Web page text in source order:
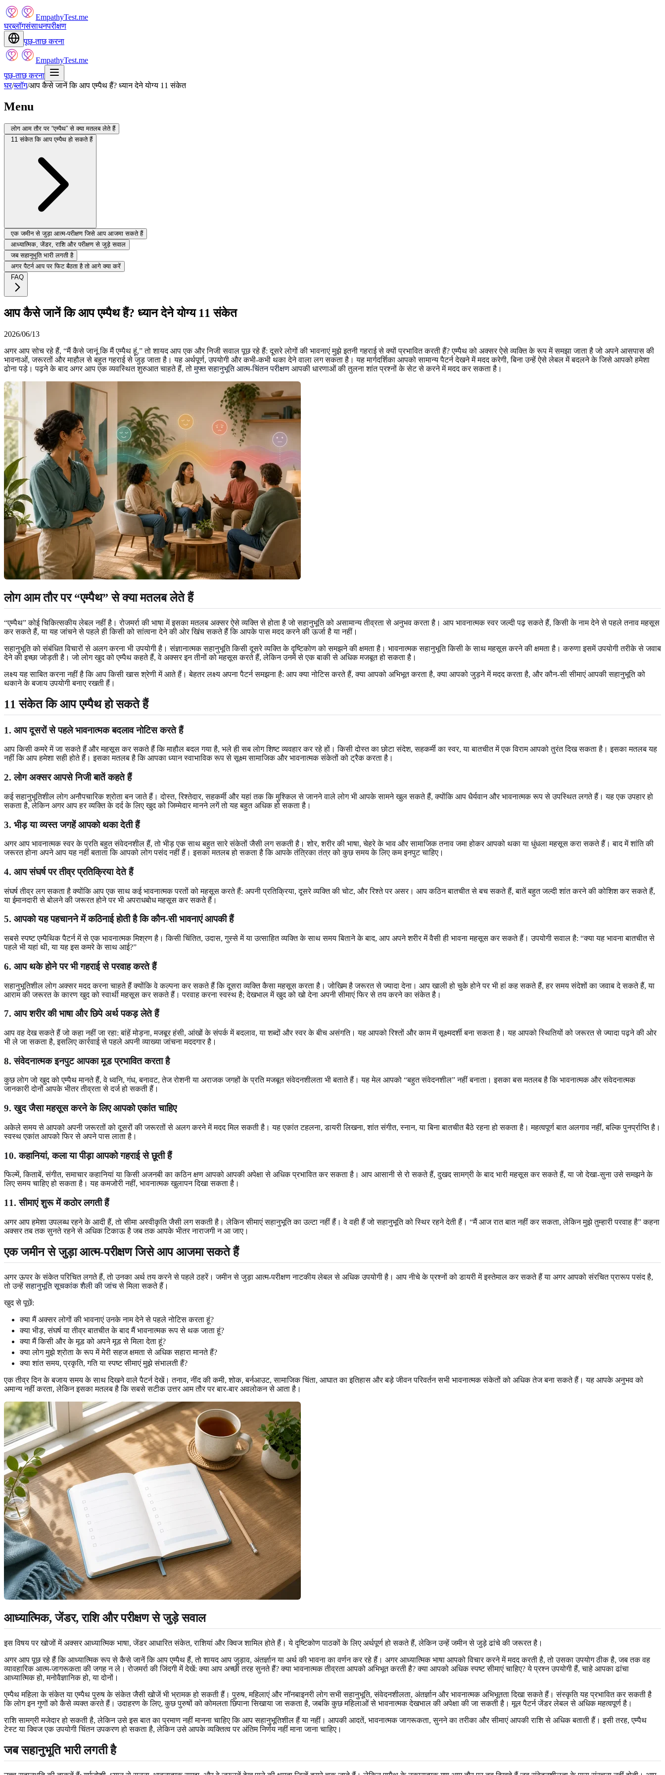
EmpathyTest.me
घरब्लॉगसंसाधनपरीक्षण
पूछ-ताछ करना
EmpathyTest.me
पूछ-ताछ करना
घर/ब्लॉग/आप कैसे जानें कि आप एम्पैथ हैं? ध्यान देने योग्य 11 संकेत
Menu
लोग आम तौर पर “एम्पैथ” से क्या मतलब लेते हैं
11 संकेत कि आप एम्पैथ हो सकते हैं
एक जमीन से जुड़ा आत्म-परीक्षण जिसे आप आजमा सकते हैं
आध्यात्मिक, जेंडर, राशि और परीक्षण से जुड़े सवाल
जब सहानुभूति भारी लगती है
अगर पैटर्न आप पर फिट बैठता है तो आगे क्या करें
FAQ
आप कैसे जानें कि आप एम्पैथ हैं? ध्यान देने योग्य 11 संकेत
2026/06/13
अगर आप सोच रहे हैं, “मैं कैसे जानूं कि मैं एम्पैथ हूं,” तो शायद आप एक और निजी सवाल पूछ रहे हैं: दूसरे लोगों की भावनाएं मुझे इतनी गहराई से क्यों प्रभावित करती हैं? एम्पैथ को अक्सर ऐसे व्यक्ति के रूप में समझा जाता है जो अपने आसपास की
भावनाओं, जरूरतों और माहौल से बहुत गहराई से जुड़ जाता है। यह अर्थपूर्ण, उपयोगी और कभी-कभी थका देने वाला लग सकता है। यह मार्गदर्शिका आपको सामान्य पैटर्न देखने में मदद करेगी, बिना उन्हें ऐसे लेबल में बदलने के जिसे आपको हमेशा
ढोना पड़े। पढ़ने के बाद अगर आप एक व्यवस्थित शुरुआत चाहते हैं, तोमुफ्त सहानुभूति आत्म-चिंतन परीक्षण आपकी धारणाओं की तुलना शांत प्रश्नों के सेट से करने में मदद कर सकता है।
लोग आम तौर पर “एम्पैथ” से क्या मतलब लेते हैं
“एम्पैथ” कोई चिकित्सकीय लेबल नहीं है। रोजमर्रा की भाषा में इसका मतलब अक्सर ऐसे व्यक्ति से होता है जो सहानुभूति को असामान्य तीव्रता से अनुभव करता है। आप भावनात्मक स्वर जल्दी पढ़ सकते हैं, किसी के नाम देने से पहले तनाव महसूस
कर सकते हैं, या यह जांचने से पहले ही किसी को सांत्वना देने की ओर खिंच सकते हैं कि आपके पास मदद करने की ऊर्जा है या नहीं।
सहानुभूति को संबंधित विचारों से अलग करना भी उपयोगी है। संज्ञानात्मक सहानुभूति किसी दूसरे व्यक्ति के दृष्टिकोण को समझने की क्षमता है। भावनात्मक सहानुभूति किसी के साथ महसूस करने की क्षमता है। करुणा इसमें उपयोगी तरीके से जवाब
देने की इच्छा जोड़ती है। जो लोग खुद को एम्पैथ कहते हैं, वे अक्सर इन तीनों को महसूस करते हैं, लेकिन उनमें से एक बाकी से अधिक मजबूत हो सकता है।
लक्ष्य यह साबित करना नहीं है कि आप किसी खास श्रेणी में आते हैं। बेहतर लक्ष्य अपना पैटर्न समझना है: आप क्या नोटिस करते हैं, क्या आपको अभिभूत करता है, क्या आपको जुड़ने में मदद करता है, और कौन-सी सीमाएं आपकी सहानुभूति को
थकाने के बजाय उपयोगी बनाए रखती हैं।
11 संकेत कि आप एम्पैथ हो सकते हैं
1. आप दूसरों से पहले भावनात्मक बदलाव नोटिस करते हैं
आप किसी कमरे में जा सकते हैं और महसूस कर सकते हैं कि माहौल बदल गया है, भले ही सब लोग शिष्ट व्यवहार कर रहे हों। किसी दोस्त का छोटा संदेश, सहकर्मी का स्वर, या बातचीत में एक विराम आपको तुरंत दिख सकता है। इसका मतलब यह
नहीं कि आप हमेशा सही होते हैं। इसका मतलब है कि आपका ध्यान स्वाभाविक रूप से सूक्ष्म सामाजिक और भावनात्मक संकेतों को ट्रैक करता है।
2. लोग अक्सर आपसे निजी बातें कहते हैं
कई सहानुभूतिशील लोग अनौपचारिक श्रोता बन जाते हैं। दोस्त, रिश्तेदार, सहकर्मी और यहां तक कि मुश्किल से जानने वाले लोग भी आपके सामने खुल सकते हैं, क्योंकि आप धैर्यवान और भावनात्मक रूप से उपस्थित लगते हैं। यह एक उपहार हो
सकता है, लेकिन अगर आप हर व्यक्ति के दर्द के लिए खुद को जिम्मेदार मानने लगें तो यह बहुत अधिक हो सकता है।
3. भीड़ या व्यस्त जगहें आपको थका देती हैं
अगर आप भावनात्मक स्वर के प्रति बहुत संवेदनशील हैं, तो भीड़ एक साथ बहुत सारे संकेतों जैसी लग सकती है। शोर, शरीर की भाषा, चेहरे के भाव और सामाजिक तनाव जमा होकर आपको थका या धुंधला महसूस करा सकते हैं। बाद में शांति की
जरूरत होना अपने आप यह नहीं बताता कि आपको लोग पसंद नहीं हैं। इसका मतलब हो सकता है कि आपके तंत्रिका तंत्र को कुछ समय के लिए कम इनपुट चाहिए।
4. आप संघर्ष पर तीव्र प्रतिक्रिया देते हैं
संघर्ष तीव्र लग सकता है क्योंकि आप एक साथ कई भावनात्मक परतों को महसूस करते हैं: अपनी प्रतिक्रिया, दूसरे व्यक्ति की चोट, और रिश्ते पर असर। आप कठिन बातचीत से बच सकते हैं, बातें बहुत जल्दी शांत करने की कोशिश कर सकते हैं,
या ईमानदारी से बोलने की जरूरत होने पर भी अपराधबोध महसूस कर सकते हैं।
5. आपको यह पहचानने में कठिनाई होती है कि कौन-सी भावनाएं आपकी हैं
सबसे स्पष्ट एम्पैथिक पैटर्न में से एक भावनात्मक मिश्रण है। किसी चिंतित, उदास, गुस्से में या उत्साहित व्यक्ति के साथ समय बिताने के बाद, आप अपने शरीर में वैसी ही भावना महसूस कर सकते हैं। उपयोगी सवाल है: “क्या यह भावना बातचीत से
पहले भी यहां थी, या यह इस कमरे के साथ आई?”
6. आप थके होने पर भी गहराई से परवाह करते हैं
सहानुभूतिशील लोग अक्सर मदद करना चाहते हैं क्योंकि वे कल्पना कर सकते हैं कि दूसरा व्यक्ति कैसा महसूस करता है। जोखिम है जरूरत से ज्यादा देना। आप खाली हो चुके होने पर भी हां कह सकते हैं, हर समय संदेशों का जवाब दे सकते हैं, या
आराम की जरूरत के कारण खुद को स्वार्थी महसूस कर सकते हैं। परवाह करना स्वस्थ है; देखभाल में खुद को खो देना अपनी सीमाएं फिर से तय करने का संकेत है।
7. आप शरीर की भाषा और छिपे अर्थ पकड़ लेते हैं
आप वह देख सकते हैं जो कहा नहीं जा रहा: बांहें मोड़ना, मजबूर हंसी, आंखों के संपर्क में बदलाव, या शब्दों और स्वर के बीच असंगति। यह आपको रिश्तों और काम में सूक्ष्मदर्शी बना सकता है। यह आपको स्थितियों को जरूरत से ज्यादा पढ़ने की ओर
भी ले जा सकता है, इसलिए कार्रवाई से पहले अपनी व्याख्या जांचना मददगार है।
8. संवेदनात्मक इनपुट आपका मूड प्रभावित करता है
कुछ लोग जो खुद को एम्पैथ मानते हैं, वे ध्वनि, गंध, बनावट, तेज रोशनी या अराजक जगहों के प्रति मजबूत संवेदनशीलता भी बताते हैं। यह मेल आपको “बहुत संवेदनशील” नहीं बनाता। इसका बस मतलब है कि भावनात्मक और संवेदनात्मक
जानकारी दोनों आपके भीतर तीव्रता से दर्ज हो सकती हैं।
9. खुद जैसा महसूस करने के लिए आपको एकांत चाहिए
अकेले समय से आपको अपनी जरूरतों को दूसरों की जरूरतों से अलग करने में मदद मिल सकती है। यह एकांत टहलना, डायरी लिखना, शांत संगीत, स्नान, या बिना बातचीत बैठे रहना हो सकता है। महत्वपूर्ण बात अलगाव नहीं, बल्कि पुनर्प्राप्ति है।
स्वस्थ एकांत आपको फिर से अपने पास लाता है।
10. कहानियां, कला या पीड़ा आपको गहराई से छूती हैं
फिल्में, किताबें, संगीत, समाचार कहानियां या किसी अजनबी का कठिन क्षण आपको आपकी अपेक्षा से अधिक प्रभावित कर सकता है। आप आसानी से रो सकते हैं, दुखद सामग्री के बाद भारी महसूस कर सकते हैं, या जो देखा-सुना उसे समझने के
लिए समय चाहिए हो सकता है। यह कमजोरी नहीं, भावनात्मक खुलापन दिखा सकता है।
11. सीमाएं शुरू में कठोर लगती हैं
अगर आप हमेशा उपलब्ध रहने के आदी हैं, तो सीमा अस्वीकृति जैसी लग सकती है। लेकिन सीमाएं सहानुभूति का उल्टा नहीं हैं। वे वही हैं जो सहानुभूति को स्थिर रहने देती हैं। “मैं आज रात बात नहीं कर सकता, लेकिन मुझे तुम्हारी परवाह है” कहना
अक्सर तब तक सुनते रहने से अधिक टिकाऊ है जब तक आपके भीतर नाराजगी न आ जाए।
एक जमीन से जुड़ा आत्म-परीक्षण जिसे आप आजमा सकते हैं
अगर ऊपर के संकेत परिचित लगते हैं, तो उनका अर्थ तय करने से पहले ठहरें। जमीन से जुड़ा आत्म-परीक्षण नाटकीय लेबल से अधिक उपयोगी है। आप नीचे के प्रश्नों को डायरी में इस्तेमाल कर सकते हैं या अगर आपको संरचित प्रारूप पसंद है,
तो उन्हेंसहानुभूति सूचकांक शैली की जांचसे मिला सकते हैं।
खुद से पूछें:
क्या मैं अक्सर लोगों की भावनाएं उनके नाम देने से पहले नोटिस करता हूं?
क्या भीड़, संघर्ष या तीव्र बातचीत के बाद मैं भावनात्मक रूप से थक जाता हूं?
क्या मैं किसी और के मूड को अपने मूड से मिला देता हूं?
क्या लोग मुझे श्रोता के रूप में मेरी सहज क्षमता से अधिक सहारा मानते हैं?
क्या शांत समय, प्रकृति, गति या स्पष्ट सीमाएं मुझे संभालती हैं?
एक तीव्र दिन के बजाय समय के साथ दिखने वाले पैटर्न देखें। तनाव, नींद की कमी, शोक, बर्नआउट, सामाजिक चिंता, आघात का इतिहास और बड़े जीवन परिवर्तन सभी भावनात्मक संकेतों को अधिक तेज बना सकते हैं। यह आपके अनुभव को
अमान्य नहीं करता, लेकिन इसका मतलब है कि सबसे सटीक उत्तर आम तौर पर बार-बार अवलोकन से आता है।
आध्यात्मिक, जेंडर, राशि और परीक्षण से जुड़े सवाल
इस विषय पर खोजों में अक्सर आध्यात्मिक भाषा, जेंडर आधारित संकेत, राशियां और क्विज शामिल होते हैं। ये दृष्टिकोण पाठकों के लिए अर्थपूर्ण हो सकते हैं, लेकिन उन्हें जमीन से जुड़े ढांचे की जरूरत है।
अगर आप पूछ रहे हैं कि आध्यात्मिक रूप से कैसे जानें कि आप एम्पैथ हैं, तो शायद आप जुड़ाव, अंतर्ज्ञान या अर्थ की भावना का वर्णन कर रहे हैं। अगर आध्यात्मिक भाषा आपको विचार करने में मदद करती है, तो उसका उपयोग ठीक है, जब तक वह
व्यावहारिक आत्म-जागरूकता की जगह न ले। रोजमर्रा की जिंदगी में देखें: क्या आप अच्छी तरह सुनते हैं? क्या भावनात्मक तीव्रता आपको अभिभूत करती है? क्या आपको अधिक स्पष्ट सीमाएं चाहिए? ये प्रश्न उपयोगी हैं, चाहे आपका ढांचा
आध्यात्मिक हो, मनोवैज्ञानिक हो, या दोनों।
एम्पैथ महिला के संकेत या एम्पैथ पुरुष के संकेत जैसी खोजें भी भ्रामक हो सकती हैं। पुरुष, महिलाएं और नॉनबाइनरी लोग सभी सहानुभूति, संवेदनशीलता, अंतर्ज्ञान और भावनात्मक अभिभूतता दिखा सकते हैं। संस्कृति यह प्रभावित कर सकती है
कि लोग इन गुणों को कैसे व्यक्त करते हैं। उदाहरण के लिए, कुछ पुरुषों को कोमलता छिपाना सिखाया जा सकता है, जबकि कुछ महिलाओं से भावनात्मक देखभाल की अपेक्षा की जा सकती है। मूल पैटर्न जेंडर लेबल से अधिक महत्वपूर्ण है।
राशि सामग्री मजेदार हो सकती है, लेकिन उसे इस बात का प्रमाण नहीं मानना चाहिए कि आप सहानुभूतिशील हैं या नहीं। आपकी आदतें, भावनात्मक जागरूकता, सुनने का तरीका और सीमाएं आपकी राशि से अधिक बताती हैं। इसी तरह, एम्पैथ
टेस्ट या क्विज एक उपयोगी चिंतन उपकरण हो सकता है, लेकिन उसे आपके व्यक्तित्व पर अंतिम निर्णय नहीं माना जाना चाहिए।
जब सहानुभूति भारी लगती है